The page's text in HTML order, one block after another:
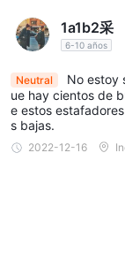
1a1b2采
6-10 años
Neutral
No estoy
ue hay cientos de
e estos
s bajas.
2022-12-16